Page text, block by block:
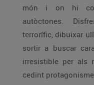
món i on hi
autòctones.
terrorífic, dibuixar
sortir a buscar
irresistible per als
cedint